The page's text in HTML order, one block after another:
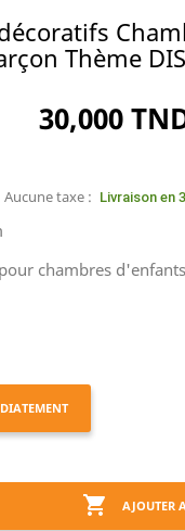
Thème
30,000
Aucune taxe : Livraison en
chambres d'enfants
 AJOUTER